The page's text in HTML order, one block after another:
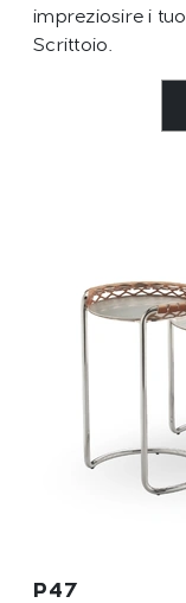
impreziosire i
Scrittoio.
P47